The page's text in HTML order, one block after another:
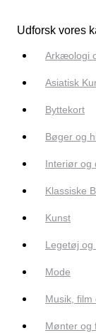
Udforsk vores
Arkæologi
Asiatisk
Byttekort
Bøger og
Interiør og
Klassiske
Kunst
Legetøj og
Mode
Musik,
Mønter og